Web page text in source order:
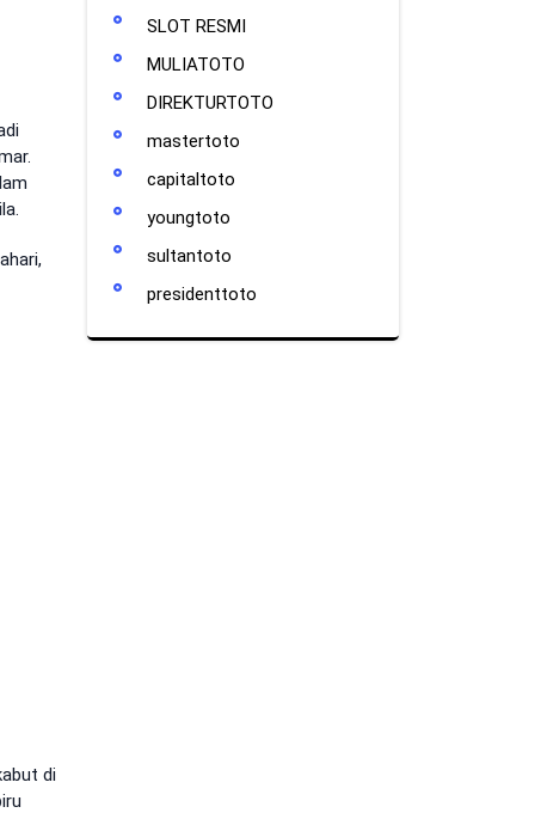
di
SLOT RESMI
MULIATOTO
DIREKTURTOTO
mastertoto
capitaltoto
youngtoto
sultantoto
presidenttoto